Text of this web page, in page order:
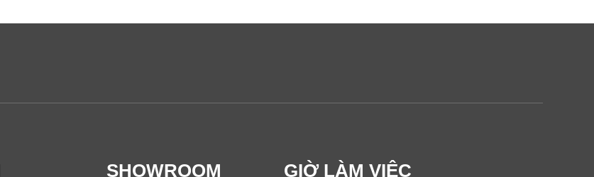
SHOWROOM GIỜ LÀM VIỆC